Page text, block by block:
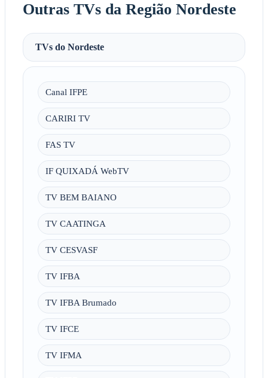
Outras TVs da Região Nordeste
TVs do Nordeste
Canal IFPE
CARIRI TV
FAS TV
IF QUIXADÁ WebTV
TV BEM BAIANO
TV CAATINGA
TV CESVASF
TV IFBA
TV IFBA Brumado
TV IFCE
TV IFMA